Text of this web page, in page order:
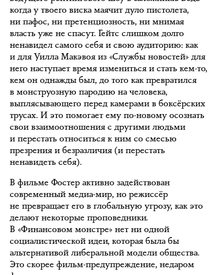
когда у твоего виска маячит дуло пистолета,
ни пафос, ни претенциозность, ни мнимая
власть уже не спасут. Гейтс слишком долго
ненавидел самого себя и свою аудиторию: как
и для Уилла Макэвоя из «Службы новостей» для
него наступает время измениться и стать кем-то,
кем он однажды был, до того как превратился
в монструозную пародию на человека,
выплясывающего перед камерами в боксёрских
трусах. И это помогает ему по-новому осознать
свои взаимоотношения с другими людьми
и перестать относиться к ним со смесью
презрения и безразличия (и перестать
ненавидеть себя).
В фильме Фостер активно задействован
современный медиа-мир, но режиссёр
не превращает его в глобальную угрозу, как это
делают некоторые проповедники.
В «Финансовом монстре» нет ни одной
социалистической идеи, которая была бы
альтернативой либеральной модели общества.
Это скорее фильм-предупреждение, недаром